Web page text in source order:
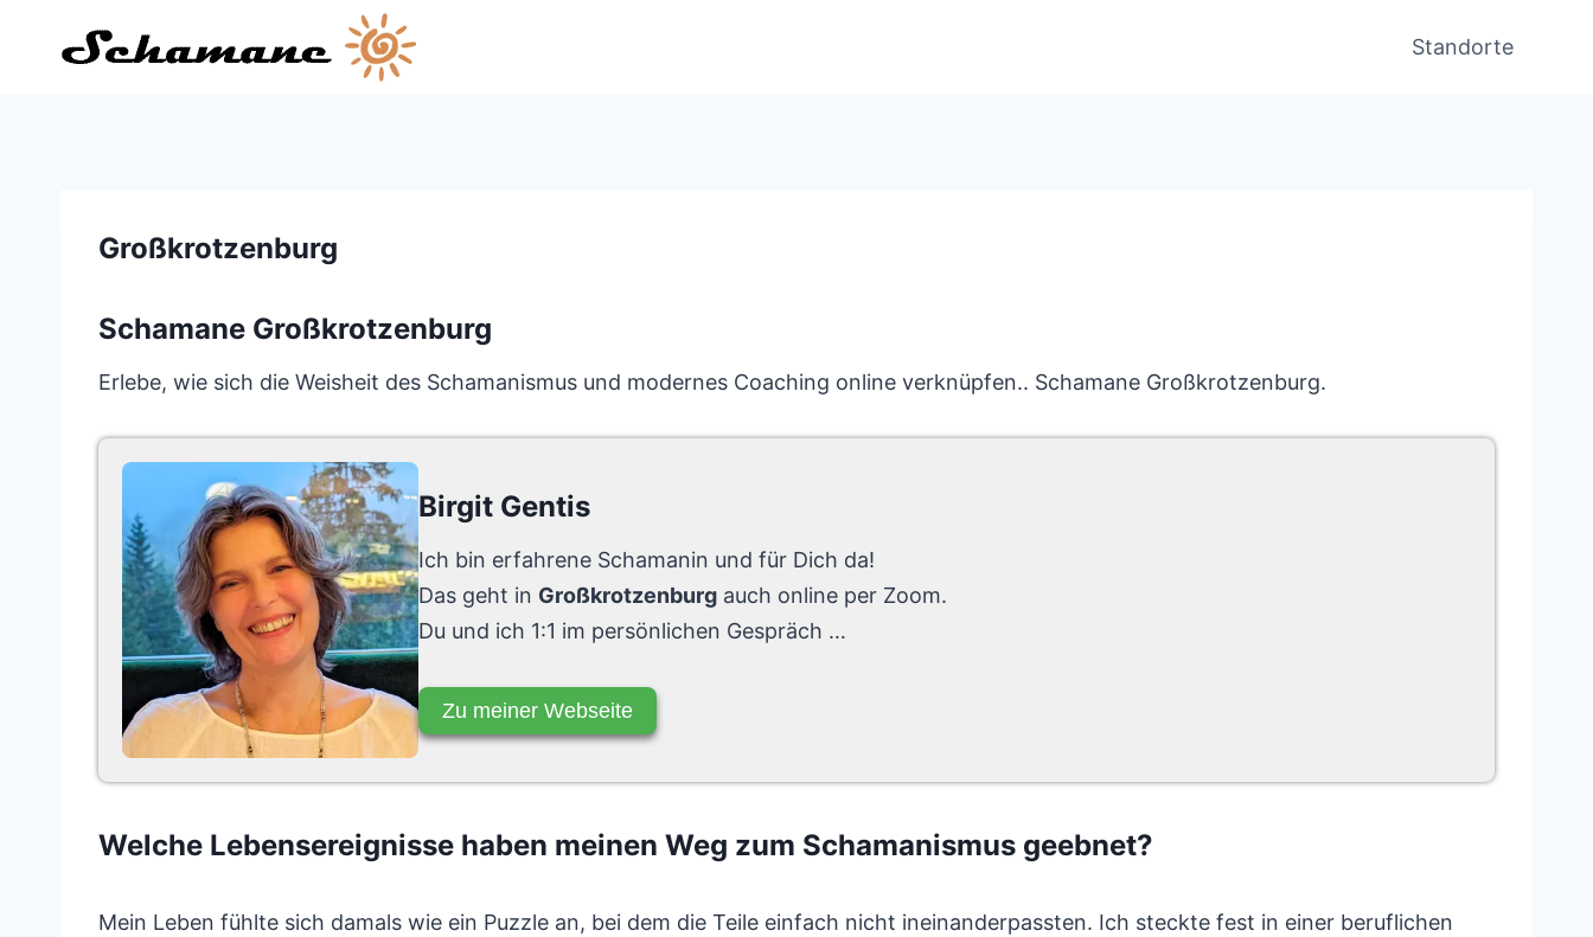
Standorte
Großkrotzenburg
Schamane Großkrotzenburg
Erlebe, wie sich die Weisheit des Schamanismus und modernes Coaching online verknüpfen.. Schamane Großkrotzenburg.
Birgit Gentis
Ich bin erfahrene Schamanin und für Dich da!
Das geht in Großkrotzenburg auch online per Zoom.
Du und ich 1:1 im persönlichen Gespräch …
Zu meiner Webseite
Welche Lebensereignisse haben meinen Weg zum Schamanismus geebnet?
Mein Leben fühlte sich damals wie ein Puzzle an, bei dem die Teile einfach nicht ineinanderpassten. Ich steckte fest in einer beruflichen